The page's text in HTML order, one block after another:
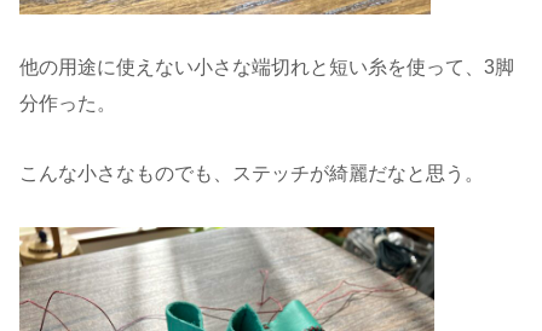
他の用途に使えない小さな端切れと短い糸を使って、3脚
分作った。
こんな小さなものでも、ステッチが綺麗だなと思う。